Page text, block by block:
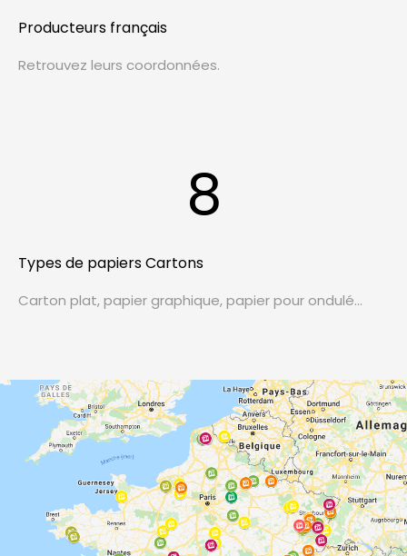
Producteurs français
Retrouvez leurs coordonnées.
8
Types de papiers Cartons
Carton plat, papier graphique, papier pour ondulé...